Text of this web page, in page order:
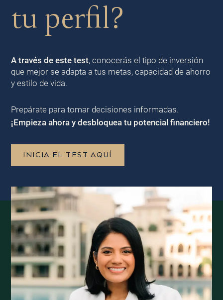
tu perfil?
A través de este test, conocerás el tipo de inversión
que mejor se adapta a tus metas, capacidad de ahorro
y estilo de vida.
Prepárate para tomar decisiones informadas.
¡Empieza ahora y desbloquea tu potencial financiero!
INICIA EL TEST AQUÍ